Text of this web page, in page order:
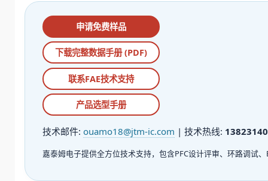
申请免费样品
下载完整数据手册 (PDF)
联系FAE技术支持
产品选型手册
技术邮件: ouamo18@jtm-ic.com | 技术热线:
嘉泰姆电子提供全方位技术支持，包含PFC设计评审、环路调试